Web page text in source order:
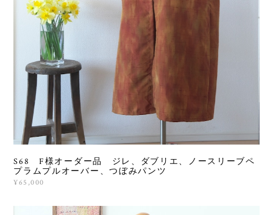
S68 F様オーダー品 ジレ、ダブリエ、ノースリーブペ
プラムプルオーバー、つぼみパンツ
¥65,000